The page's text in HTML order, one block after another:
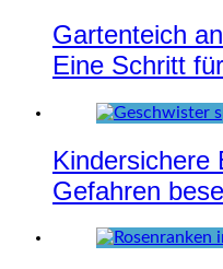
Gartenteich
Eine Schritt
Kindersichere
Gefahren